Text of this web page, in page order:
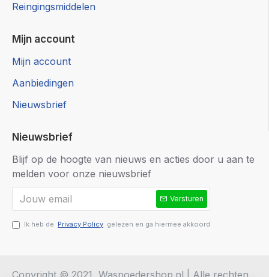
Reingingsmiddelen
Mijn account
Mijn account
Aanbiedingen
Nieuwsbrief
Nieuwsbrief
Blijf op de hoogte van nieuws en acties door u aan te
melden voor onze nieuwsbrief
Versturen
Ik heb de Privacy Policy gelezen en ga hiermee akkoord